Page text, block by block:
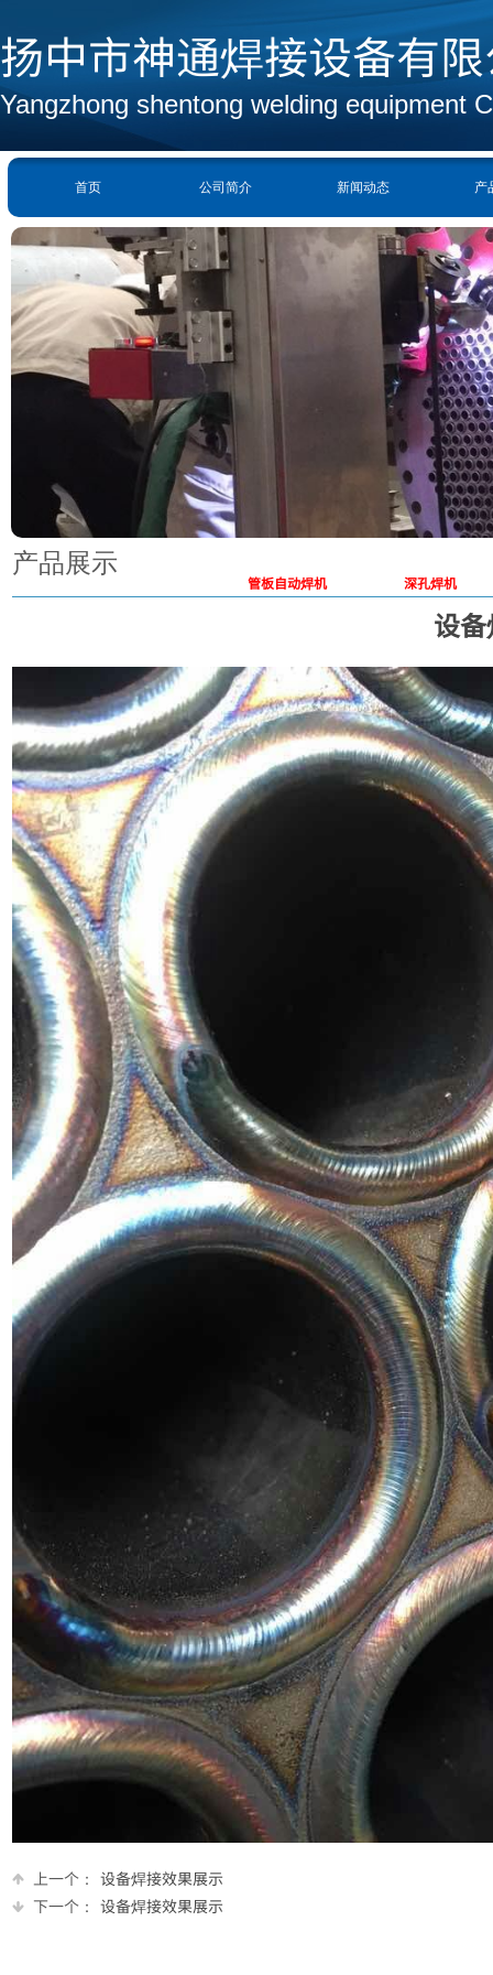
扬中市神通焊接设备有
Yangzhong shentong welding equipment
首页 公司简介 新闻动态 产
产品展示
管板自动焊机 深孔焊机
设
上一个： 设备焊接效果展示
下一个： 设备焊接效果展示